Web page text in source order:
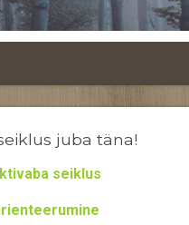
juba täna!
seiklus